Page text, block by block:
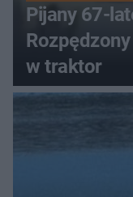
Pijany 67-
w traktor